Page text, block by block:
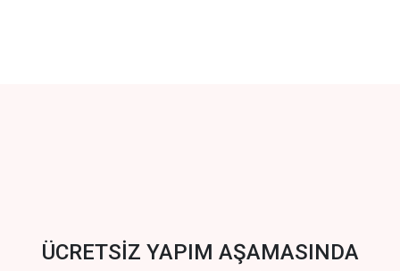
ÜCRETSİZ YAPIM AŞAMASINDA